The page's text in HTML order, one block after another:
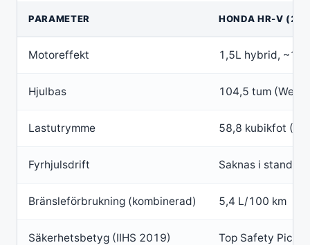
PARAMETER HONDA HR-V
Motoreffekt 1,5L hybrid,
Hjulbas 104,5 tum
Lastutrymme 58,8 kubikfot
Fyrhjulsdrift Saknas i standard
Bränsleförbrukning (kombinerad) 5,4 L/100 km
Säkerhetsbetyg (IIHS 2019) Top Safety Pick